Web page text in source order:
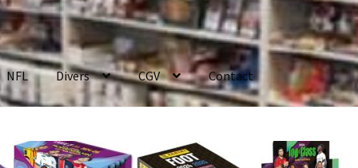
NFL Divers CGV Contact